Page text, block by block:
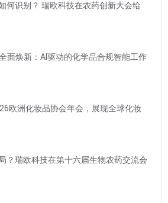
何识别？ 瑞欧科技在农药创新大会给
面焕新：AI驱动的化学品合规智能工作
欧洲化妆品协会年会，展现全球化妆
？瑞欧科技在第十六届生物农药交流会